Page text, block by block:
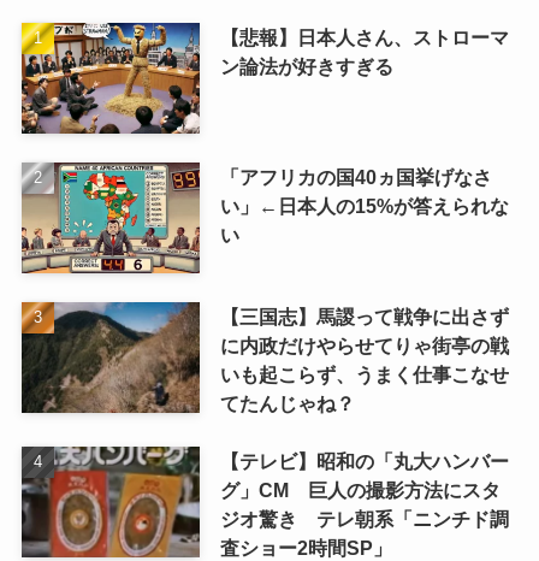
【悲報】日本人さん、ストローマ
ン論法が好きすぎる
「アフリカの国40ヵ国挙げなさ
い」←日本人の15%が答えられな
い
【三国志】馬謖って戦争に出さず
に内政だけやらせてりゃ街亭の戦
いも起こらず、うまく仕事こなせ
てたんじゃね？
【テレビ】昭和の「丸大ハンバー
グ」CM 巨人の撮影方法にスタ
ジオ驚き テレ朝系「ニンチド調
査ショー2時間SP」